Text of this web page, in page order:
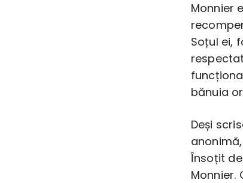
Monnier
Soțul ei,
bănuia
Deși
Însoțit